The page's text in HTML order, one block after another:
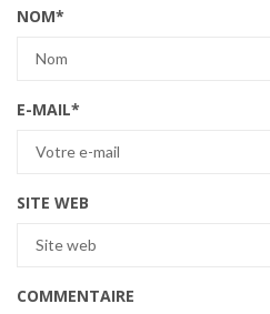
NOM*
E-MAIL*
SITE WEB
COMMENTAIRE